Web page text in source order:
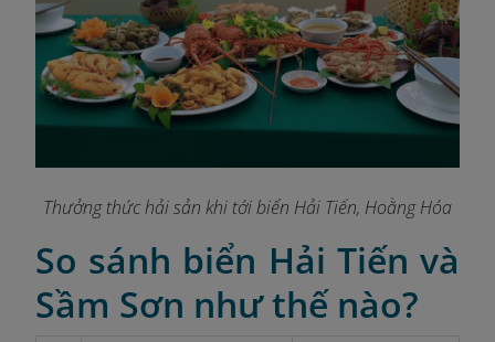
Thưởng thức hải sản khi tới biển Hải Tiến, Hoằng Hóa
So sánh biển Hải Tiến và
Sầm Sơn như thế nào?